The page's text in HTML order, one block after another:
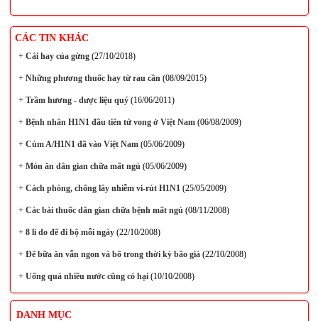
CÁC TIN KHÁC
+Cái hay của gừng(27/10/2018)
+Những phương thuốc hay từ rau cần(08/09/2015)
+Trầm hương - dược liệu quý(16/06/2011)
+Bệnh nhân H1N1 đầu tiên tử vong ở Việt Nam(06/08/2009)
+Cúm A/H1N1 đã vào Việt Nam(05/06/2009)
+Món ăn dân gian chữa mất ngủ(05/06/2009)
+Cách phòng, chống lây nhiễm vi-rút H1N1(25/05/2009)
+Các bài thuốc dân gian chữa bệnh mất ngủ(08/11/2008)
+8 lí do để đi bộ mỗi ngày(22/10/2008)
+Để bữa ăn vẫn ngon và bổ trong thời kỳ bão giá(22/10/2008)
+Uống quá nhiều nước cũng có hại(10/10/2008)
DANH MỤC